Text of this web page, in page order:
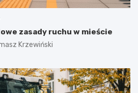
zasady ruchu w mieście
Krzewiński